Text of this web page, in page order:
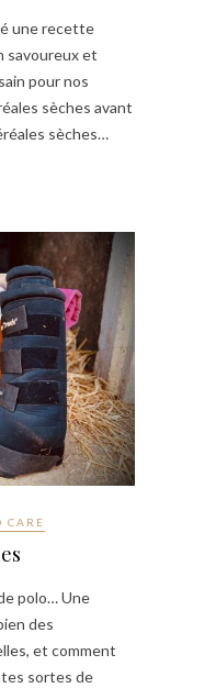
une recette
savoureux et
pour nos
sèches avant
sèches…
CARE
polo… Une
des
et comment
sortes de